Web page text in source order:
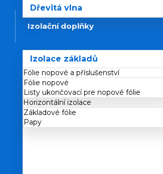
Dřevitá vlna
Izolační doplňky
Izolace základů
Fólie nopové a příslušenství
Fólie nopové
Listy ukončovací pre nopové fólie
Horizontální izolace
Základové fólie
Papy